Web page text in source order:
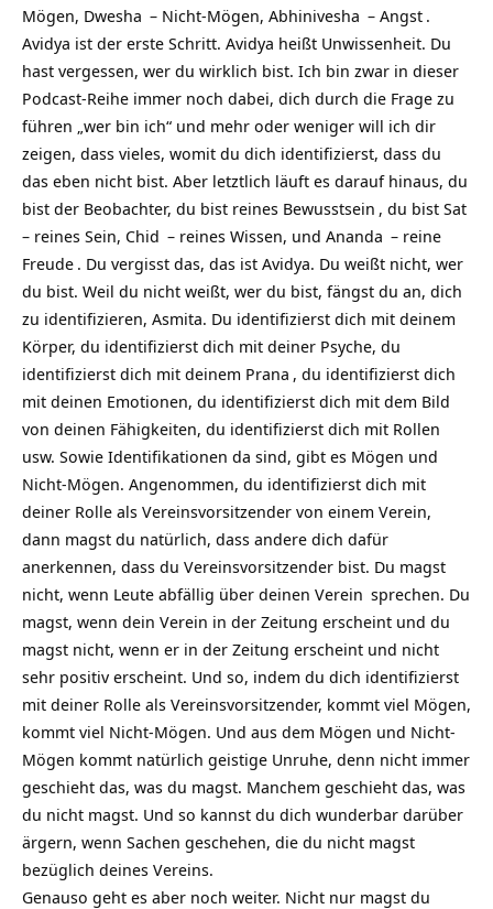
Mögen, Dwesha – Nicht-Mögen, Abhinivesha – Angst .
Avidya ist der erste Schritt. Avidya heißt Unwissenheit. Du
hast vergessen, wer du wirklich bist. Ich bin zwar in dieser
Podcast-Reihe immer noch dabei, dich durch die Frage zu
führen „wer bin ich“ und mehr oder weniger will ich dir
zeigen, dass vieles, womit du dich identifizierst, dass du
das eben nicht bist. Aber letztlich läuft es darauf hinaus, du
bist der Beobachter, du bist reines Bewusstsein , du bist Sat
– reines Sein, Chid – reines Wissen, und Ananda – reine
Freude . Du vergisst das, das ist Avidya. Du weißt nicht, wer
du bist. Weil du nicht weißt, wer du bist, fängst du an, dich
zu identifizieren, Asmita. Du identifizierst dich mit deinem
Körper, du identifizierst dich mit deiner Psyche, du
identifizierst dich mit deinem Prana , du identifizierst dich
mit deinen Emotionen, du identifizierst dich mit dem Bild
von deinen Fähigkeiten, du identifizierst dich mit Rollen
usw. Sowie Identifikationen da sind, gibt es Mögen und
Nicht-Mögen. Angenommen, du identifizierst dich mit
deiner Rolle als Vereinsvorsitzender von einem Verein,
dann magst du natürlich, dass andere dich dafür
anerkennen, dass du Vereinsvorsitzender bist. Du magst
nicht, wenn Leute abfällig über deinen Verein sprechen. Du
magst, wenn dein Verein in der Zeitung erscheint und du
magst nicht, wenn er in der Zeitung erscheint und nicht
sehr positiv erscheint. Und so, indem du dich identifizierst
mit deiner Rolle als Vereinsvorsitzender, kommt viel Mögen,
kommt viel Nicht-Mögen. Und aus dem Mögen und Nicht-
Mögen kommt natürlich geistige Unruhe, denn nicht immer
geschieht das, was du magst. Manchem geschieht das, was
du nicht magst. Und so kannst du dich wunderbar darüber
ärgern, wenn Sachen geschehen, die du nicht magst
bezüglich deines Vereins.
Genauso geht es aber noch weiter. Nicht nur magst du